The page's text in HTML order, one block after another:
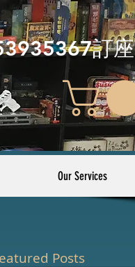
訂座
Our Services
Posts